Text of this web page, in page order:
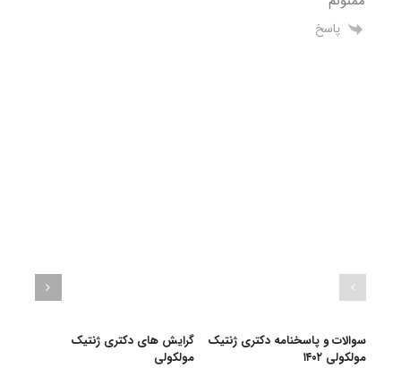
پاسخ
سوالات و پاسخنامه دکتری ژنتیک
مولکولی ۱۴۰۲
گرایش های دکتری ژنتیک
ﻣﻮﻟﻜﻮلی